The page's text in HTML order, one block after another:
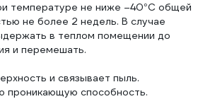
температуре не ниже –40°C общей
не более 2 недель. В случае
в теплом помещении до
и перемешать.
и связывает пыль.
проникающую способность.